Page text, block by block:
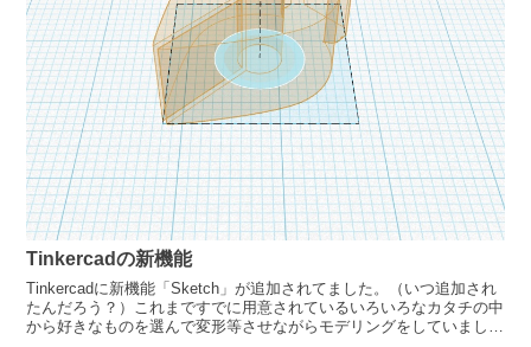
Tinkercadの新機能
Tinkercadに新機能「Sketch」が追加されてました。（いつ追加され
たんだろう？）これまですでに用意されているいろいろなカタチの中
から好きなものを選んで変形等させながらモデリングをしていまし